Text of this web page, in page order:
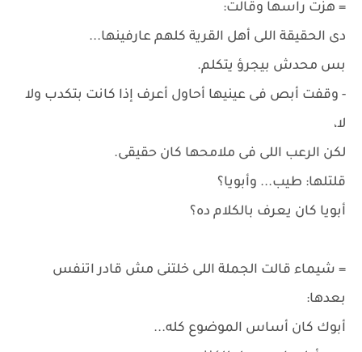
= هزت راسها وقالت:
دى الحقيقة اللى أهل القرية كلهم عارفينها...
بس محدش بيجرؤ يتكلم.
- وقفت أبص فى عينيها أحاول أعرف إذا كانت بتكدب ولا
لا،
لكن الرعب اللى فى ملامحها كان حقيقى.
قلتلها: طيب... وأبويا؟
أبويا كان يعرف بالكلام ده؟
= شيماء قالت الجملة اللى خلتنى مش قادر اتنفس
بعدها:
أبوك كان أساس الموضوع كله...